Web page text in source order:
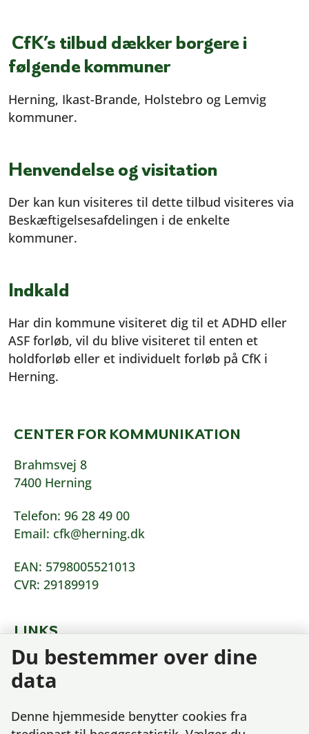
CfK’s tilbud dækker borgere i
følgende kommuner
Herning, Ikast-Brande, Holstebro og Lemvig
kommuner.
Henvendelse og visitation
Der kan kun visiteres til dette tilbud visiteres via
Beskæftigelsesafdelingen i de enkelte
kommuner.
Indkald
Har din kommune visiteret dig til et ADHD eller
ASF forløb, vil du blive visiteret til enten et
holdforløb eller et individuelt forløb på CfK i
Herning.
CENTER FOR KOMMUNIKATION
Brahmsvej 8
7400 Herning
Telefon: 96 28 49 00
Email: cfk@herning.dk
EAN: 5798005521013
CVR: 29189919
LINKS
Tilgængelighedserklæring
Behandling af dine oplysninger
Cookies
Du bestemmer over dine
data
Denne hjemmeside benytter cookies fra